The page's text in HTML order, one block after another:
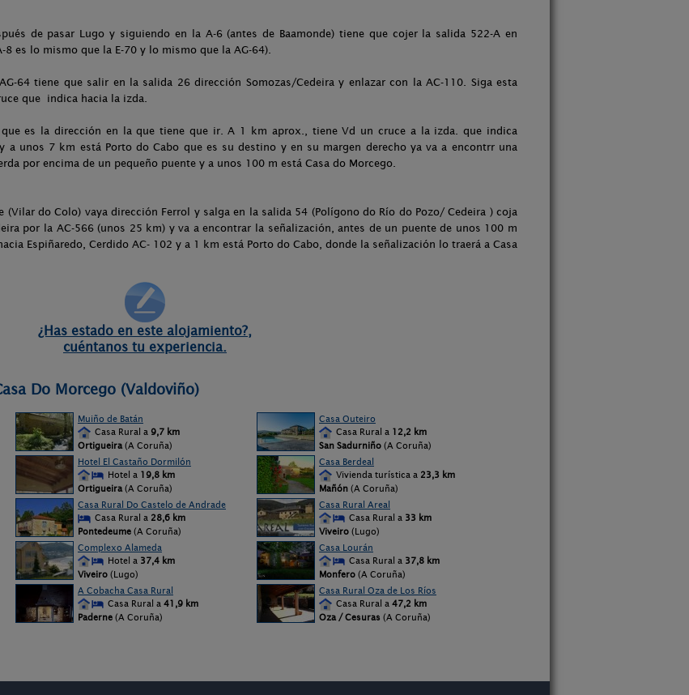
de pasar Lugo y siguiendo en la A-6 (antes de Baamonde) tiene que cojer la salida 522-A en
es lo mismo que la E-70 y lo mismo que la AG-64).
64 tiene que salir en la salida 26 dirección Somozas/Cedeira y enlazar con la AC-110. Siga esta
que indica hacia la izda.
es la dirección en la que tiene que ir. A 1 km aprox., tiene Vd un cruce a la izda. que indica
a unos 7 km está Porto do Cabo que es su destino y en su margen derecho ya va a encontrr una
por encima de un pequeño puente y a unos 100 m está Casa do Morcego.
(Vilar do Colo) vaya dirección Ferrol y salga en la salida 54 (Polígono do Río do Pozo/ Cedeira ) coja
por la AC-566 (unos 25 km) y va a encontrar la señalización, antes de un puente de unos 100 m
Espiñaredo, Cerdido AC- 102 y a 1 km está Porto do Cabo, donde la señalización lo traerá a Casa
¿Has estado en este alojamiento?,
cuéntanos tu experiencia.
Do Morcego (Valdoviño)
Muiño de Batán
Casa Rural a 9,7 km
Ortigueira (A Coruña)
Casa Outeiro
Casa Rural a 12,2 km
San Sadurniño (A Coruña)
Hotel El Castaño Dormilón
Hotel a 19,8 km
Ortigueira (A Coruña)
Casa Berdeal
Vivienda turística a 23,3 km
Mañón (A Coruña)
Casa Rural Do Castelo de Andrade
Casa Rural a 28,6 km
Pontedeume (A Coruña)
Casa Rural Areal
Casa Rural a 33 km
Viveiro (Lugo)
Complexo Alameda
Hotel a 37,4 km
Viveiro (Lugo)
Casa Lourán
Casa Rural a 37,8 km
Monfero (A Coruña)
A Cobacha Casa Rural
Casa Rural a 41,9 km
Paderne (A Coruña)
Casa Rural Oza de Los Ríos
Casa Rural a 47,2 km
Oza / Cesuras (A Coruña)